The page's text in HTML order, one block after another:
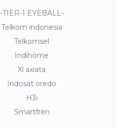
-TIER-1 EYEBALL-
Telkom indonesia
Telkomsel
Indihome
Xl axiata
Indosat oredo
H3i
Smartfren